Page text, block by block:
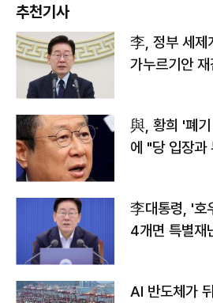
추천기사
李, 정부 세제
가누르기안 재
與, 황희 '폐
에 "당 입장
李대통령, '호
4개면 특별재
AI 반도체가